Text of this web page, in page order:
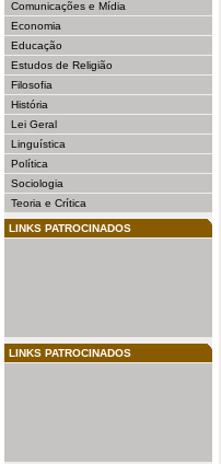
Comunicações e Mídia
Economia
Educação
Estudos de Religião
Filosofia
História
Lei Geral
Linguística
Política
Sociologia
Teoria e Crítica
LINKS PATROCINADOS
LINKS PATROCINADOS